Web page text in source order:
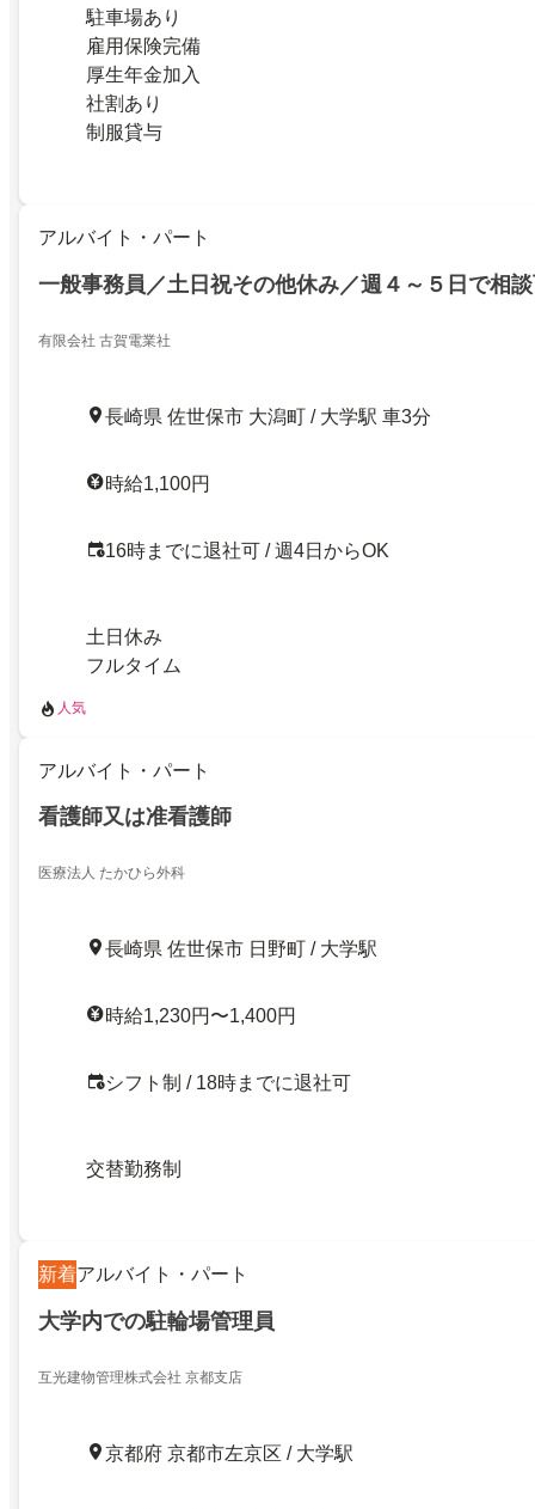
駐車場あり
雇用保険完備
厚生年金加入
社割あり
制服貸与
アルバイト・パート
一般事務員／土日祝その他休み／週４～５日で相
有限会社 古賀電業社
長崎県 佐世保市 大潟町 / 大学駅 車3分
時給1,100円
16時までに退社可 / 週4日からOK
土日休み
フルタイム
人気
アルバイト・パート
看護師又は准看護師
医療法人 たかひら外科
長崎県 佐世保市 日野町 / 大学駅
時給1,230円〜1,400円
シフト制 / 18時までに退社可
交替勤務制
新着アルバイト・パート
大学内での駐輪場管理員
互光建物管理株式会社 京都支店
京都府 京都市左京区 / 大学駅